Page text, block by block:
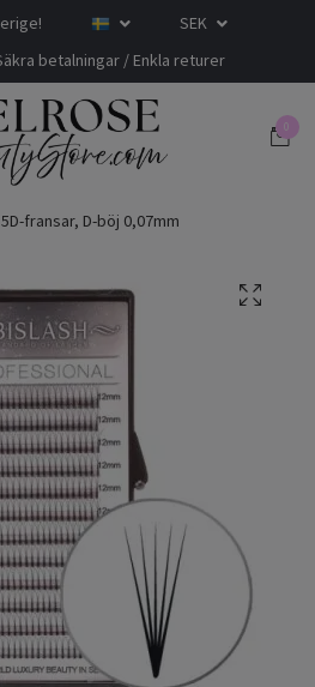
SEK
betalningar / Enkla returer
0
fransar, D-böj 0,07mm